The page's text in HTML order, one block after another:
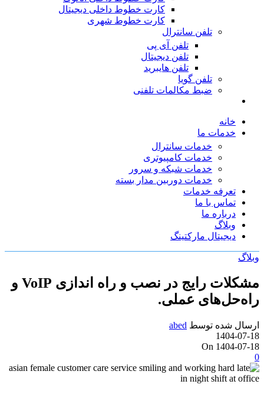
کارت خطوط داخلی دیجیتال
کارت خطوط شهری
تلفن سانترال
تلفن آی پی
تلفن دیجیتال
تلفن هایبرید
تلفن گویا
ضبط مکالمات تلفنی
خانه
خدمات ما
خدمات سانترال
خدمات کامپیوتری
خدمات شبکه و سرور
خدمات دوربین مدار بسته
تعرفه خدمات
تماس با ما
درباره ما
وبلاگ
دیجیتال مارکتینگ
وبلاگ
مشکلات رایج در نصب و راه اندازی VoIP و
راه‌حل‌های عملی.
ارسال شده توسط abed
1404-07-18
On 1404-07-18
0